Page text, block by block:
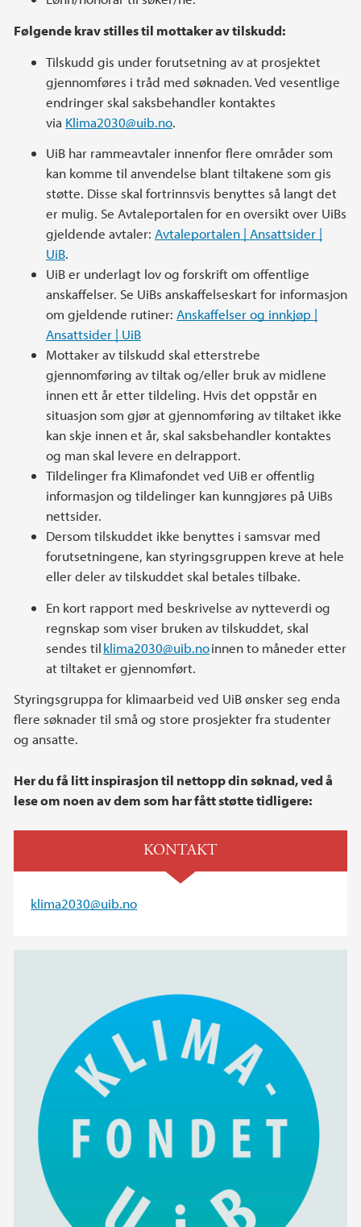
Følgende krav stilles til mottaker av tilskudd:
Tilskudd gis under forutsetning av at prosjektet
gjennomføres i tråd med søknaden. Ved vesentlige
endringer skal saksbehandler kontaktes
via Klima2030@uib.no.
UiB har rammeavtaler innenfor flere områder som
kan komme til anvendelse blant tiltakene som gis
støtte. Disse skal fortrinnsvis benyttes så langt det
er mulig. Se Avtaleportalen for en oversikt over UiBs
gjeldende avtaler: Avtaleportalen | Ansattsider |
UiB.
UiB er underlagt lov og forskrift om offentlige
anskaffelser. Se UiBs anskaffelseskart for informasjon
om gjeldende rutiner: Anskaffelser og innkjøp |
Ansattsider | UiB
Mottaker av tilskudd skal etterstrebe
gjennomføring av tiltak og/eller bruk av midlene
innen ett år etter tildeling. Hvis det oppstår en
situasjon som gjør at gjennomføring av tiltaket ikke
kan skje innen et år, skal saksbehandler kontaktes
og man skal levere en delrapport.
Tildelinger fra Klimafondet ved UiB er offentlig
informasjon og tildelinger kan kunngjøres på UiBs
nettsider.
Dersom tilskuddet ikke benyttes i samsvar med
forutsetningene, kan styringsgruppen kreve at hele
eller deler av tilskuddet skal betales tilbake.
En kort rapport med beskrivelse av nytteverdi og
regnskap som viser bruken av tilskuddet, skal
sendes tilklima2030@uib.noinnen to måneder etter
at tiltaket er gjennomført.
Styringsgruppa for klimaarbeid ved UiB ønsker seg enda
flere søknader til små og store prosjekter fra studenter
og ansatte.
Her du få litt inspirasjon til nettopp din søknad, ved å
lese om noen av dem som har fått støtte tidligere:
KONTAKT
klima2030@uib.no